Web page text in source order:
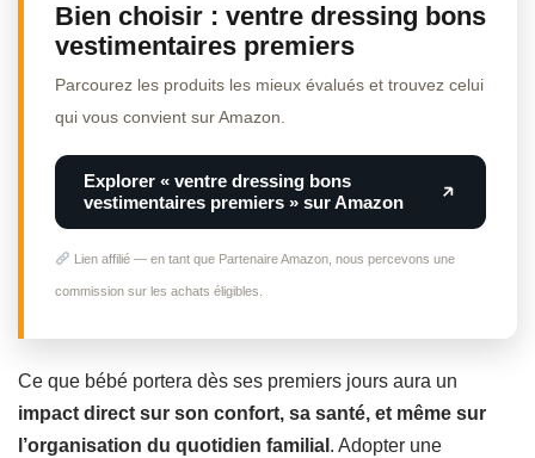
Bien choisir : ventre dressing bons
vestimentaires premiers
Parcourez les produits les mieux évalués et trouvez celui
qui vous convient sur Amazon.
Explorer « ventre dressing bons
vestimentaires premiers » sur Amazon
Lien affilié — en tant que Partenaire Amazon, nous percevons une
commission sur les achats éligibles.
Ce que bébé portera dès ses premiers jours aura un
impact direct sur son confort, sa santé, et même sur
l’organisation du quotidien familial . Adopter une